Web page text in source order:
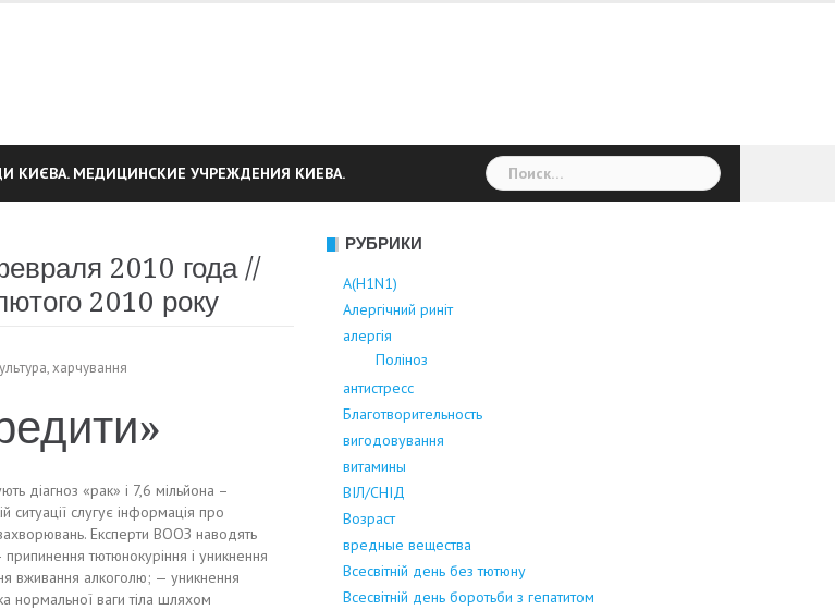
КИЄВА. МЕДИЦИНСКИЕ УЧРЕЖДЕНИЯ КИЕВА. Найти:
2010 года //
2010 року
,харчування
діагноз «рак» і 7,6 мільйона –
слугує інформація про
Експерти ВООЗ наводять
тютюнокуріння і уникнення
вживання алкоголю; — уникнення
нормальної ваги тіла шляхом
РУБРИКИ
А(Н1N1)
Алергічний риніт
алергія
Поліноз
антистресс
Благотворительность
вигодовування
витамины
ВІЛ/СНІД
Возраст
вредные вещества
Всесвітній день без тютюну
Всесвітній день боротьби з гепатитом